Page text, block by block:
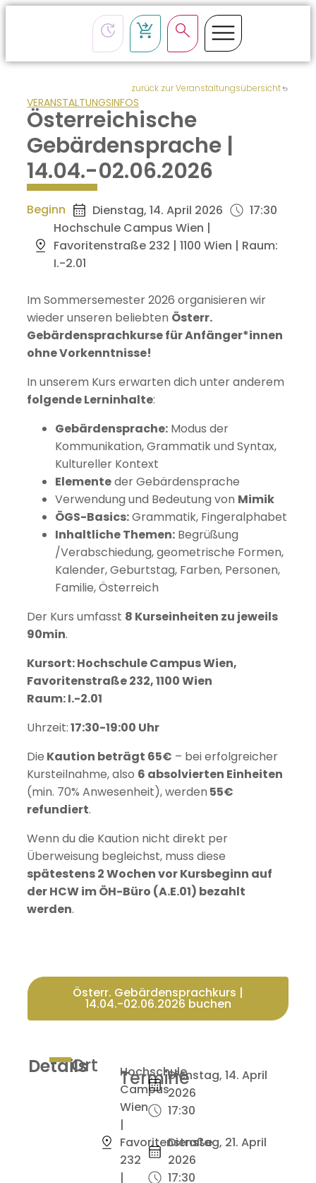
zurück zur Veranstaltungsübersicht
VERANSTALTUNGSINFOS
Österreichische
Gebärdensprache |
14.04.-02.06.2026
Beginn Dienstag, 14. April 2026
17:30
Hochschule Campus Wien |
Favoritenstraße 232 | 1100 Wien | Raum:
I.-2.01
Im Sommersemester 2026 organisieren wir
wieder unseren beliebten Österr.
Gebärdensprachkurse für Anfänger*innen
ohne Vorkenntnisse!
In unserem Kurs erwarten dich unter anderem
folgende Lerninhalte:
Gebärdensprache: Modus der
Kommunikation, Grammatik und Syntax,
Kultureller Kontext
Elementeder Gebärdensprache
Verwendung und Bedeutung von Mimik
ÖGS-Basics:Grammatik, Fingeralphabet
Inhaltliche Themen: Begrüßung
/Verabschiedung, geometrische Formen,
Kalender, Geburtstag, Farben, Personen,
Familie, Österreich
Der Kurs umfasst 8 Kurseinheiten zu jeweils
90min.
Kursort: Hochschule Campus Wien,
Favoritenstraße 232, 1100 Wien
Raum:I.-2.01
Uhrzeit:17:30-19:00 Uhr
Die Kaution beträgt 65€ – bei erfolgreicher
Kursteilnahme, also 6 absolvierten Einheiten
(min. 70% Anwesenheit), werden 55€
refundiert.
Wenn du die Kaution nicht direkt per
Überweisung begleichst, muss diese
spätestens 2 Wochen vor Kursbeginn auf
der HCW im ÖH-Büro (A.E.01) bezahlt
werden.
Österr. Gebärdensprachkurs |
14.04.-02.06.2026 buchen
Details
Ort
Hochschule
Campus
Wien
|
Favoritenstraße
232
|
TermineDienstag, 14. April
2026
17:30
Dienstag, 21. April
2026
17:30